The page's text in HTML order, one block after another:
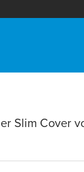
Slim Cover